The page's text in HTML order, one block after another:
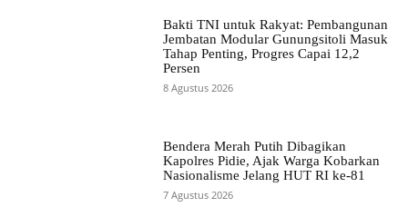
Bakti TNI untuk Rakyat: Pembangunan
Jembatan Modular Gunungsitoli Masuk
Tahap Penting, Progres Capai 12,2
Persen
8 Agustus 2026
Bendera Merah Putih Dibagikan
Kapolres Pidie, Ajak Warga Kobarkan
Nasionalisme Jelang HUT RI ke-81
7 Agustus 2026